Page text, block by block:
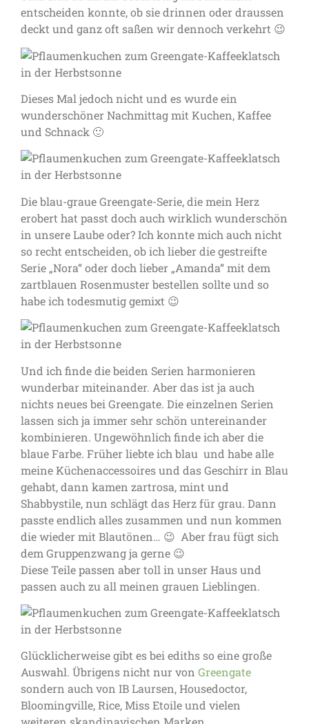
entscheiden konnte, ob sie drinnen oder draussen
deckt und ganz oft saßen wir dennoch verkehrt 😉
Dieses Mal jedoch nicht und es wurde ein
wunderschöner Nachmittag mit Kuchen, Kaffee
und Schnack 🙂
Die blau-graue Greengate-Serie, die mein Herz
erobert hat passt doch auch wirklich wunderschön
in unsere Laube oder? Ich konnte mich auch nicht
so recht entscheiden, ob ich lieber die gestreifte
Serie „Nora“ oder doch lieber „Amanda“ mit dem
zartblauen Rosenmuster bestellen sollte und so
habe ich todesmutig gemixt 😉
Und ich finde die beiden Serien harmonieren
wunderbar miteinander. Aber das ist ja auch
nichts neues bei Greengate. Die einzelnen Serien
lassen sich ja immer sehr schön untereinander
kombinieren. Ungewöhnlich finde ich aber die
blaue Farbe. Früher liebte ich blau und habe alle
meine Küchenaccessoires und das Geschirr in Blau
gehabt, dann kamen zartrosa, mint und
Shabbystile, nun schlägt das Herz für grau. Dann
passte endlich alles zusammen und nun kommen
die wieder mit Blautönen… 😉 Aber frau fügt sich
dem Gruppenzwang ja gerne 😉
Diese Teile passen aber toll in unser Haus und
passen auch zu all meinen grauen Lieblingen.
Glücklicherweise gibt es bei ediths so eine große
Auswahl. Übrigens nicht nur von Greengate
sondern auch von IB Laursen, Housedoctor,
Bloomingville, Rice, Miss Etoile und vielen